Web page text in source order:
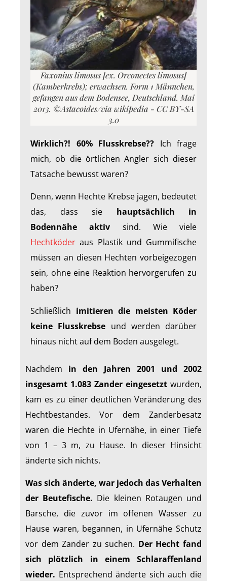
Faxonius limosus [ex. Orconectes limosus]
(Kamberkrebs); erwachsen. Form 1 Männchen,
gefangen aus dem Bodensee, Deutschland. Mai
2013. ©Astacoides/via wikipedia - CC BY-SA
3.0
Wirklich?! 60% Flusskrebse?? Ich frage
mich, ob die örtlichen Angler sich dieser
Tatsache bewusst waren?
Denn, wenn Hechte Krebse jagen, bedeutet
das, dass sie hauptsächlich in
Bodennähe aktiv sind. Wie viele
Hechtköder aus Plastik und Gummifische
müssen an diesen Hechten vorbeigezogen
sein, ohne eine Reaktion hervorgerufen zu
haben?
Schließlich imitieren die meisten Köder
keine Flusskrebse und werden darüber
hinaus nicht auf dem Boden ausgelegt.
Nachdem in den Jahren 2001 und 2002
insgesamt 1.083 Zander eingesetzt wurden,
kam es zu einer deutlichen Veränderung des
Hechtbestandes. Vor dem Zanderbesatz
waren die Hechte in Ufernähe, in einer Tiefe
von 1 – 3 m, zu Hause. In dieser Hinsicht
änderte sich nichts.
Was sich änderte, war jedoch das Verhalten
der Beutefische. Die kleinen Rotaugen und
Barsche, die zuvor im offenen Wasser zu
Hause waren, begannen, in Ufernähe Schutz
vor dem Zander zu suchen. Der Hecht fand
sich plötzlich in einem Schlaraffenland
wieder. Entsprechend änderte sich auch die